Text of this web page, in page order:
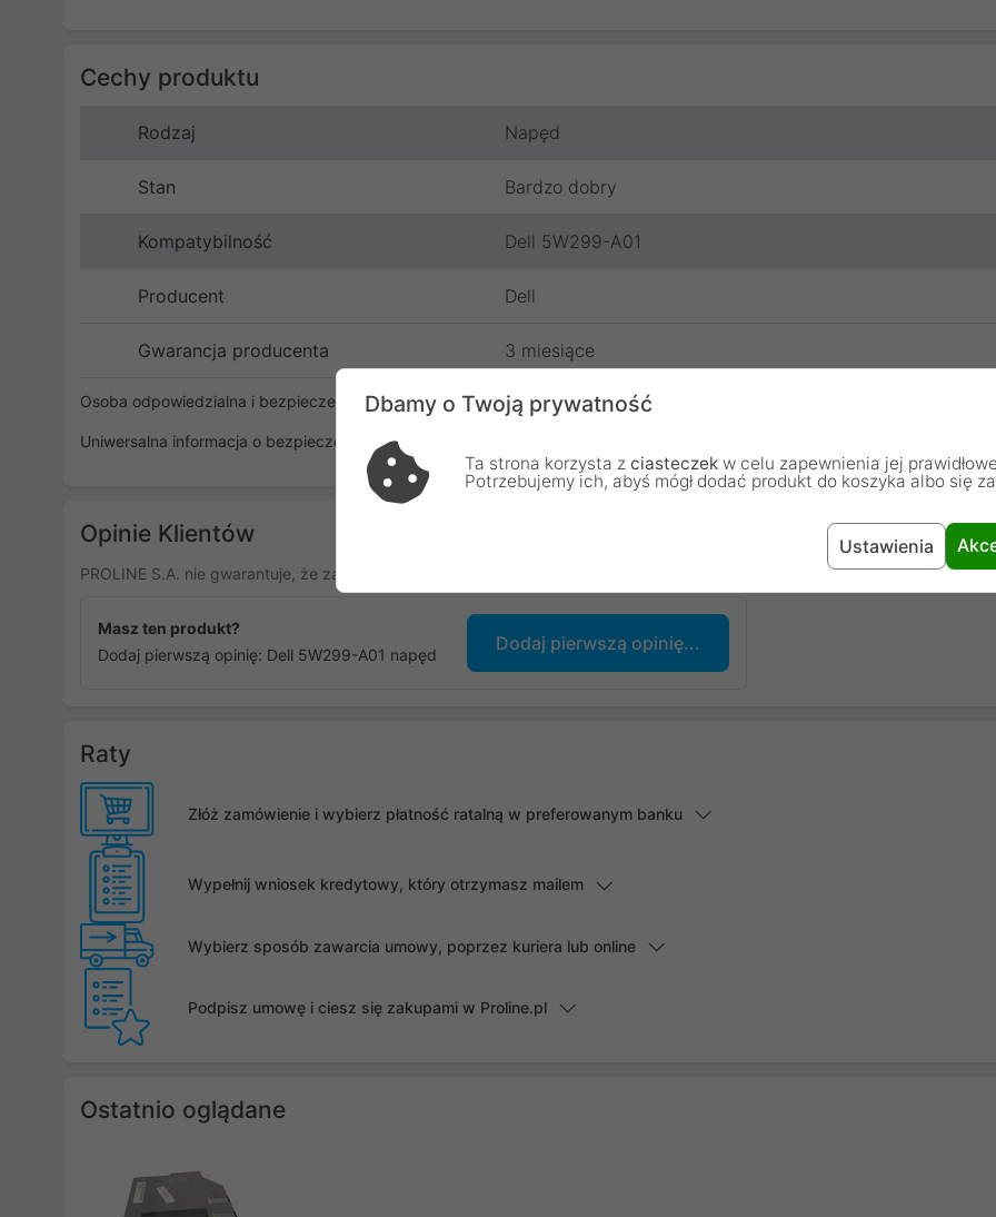
Cechy produktu
Rodzaj Napęd
Stan Bardzo dobry
Kompatybilność Dell 5W299-A01
Producent Dell
Gwarancja producenta 3 miesiące
Osoba odpowiedzialna i bezpieczeństwo
Uniwersalna informacja o bezpieczeństwie
Opinie Klientów
PROLINE S.A. nie gwarantuje, że zamieszczone opinie pochodzą od osób, które zakupiły lub używały dany produkt.
Masz ten produkt?
Dodaj pierwszą opinię: Dell 5W299-A01 napęd
Dodaj pierwszą opinię...
Raty
Złóż zamówienie i wybierz płatność ratalną w preferowanym banku
Wypełnij wniosek kredytowy, który otrzymasz mailem
Wybierz sposób zawarcia umowy, poprzez kuriera lub online
Podpisz umowę i ciesz się zakupami w Proline.pl
Ostatnio oglądane
Dbamy o Twoją prywatność
Ta strona korzysta z ciasteczek w celu zapewnienia jej
Potrzebujemy ich, abyś mógł dodać produkt do koszyka albo się
Ustawienia